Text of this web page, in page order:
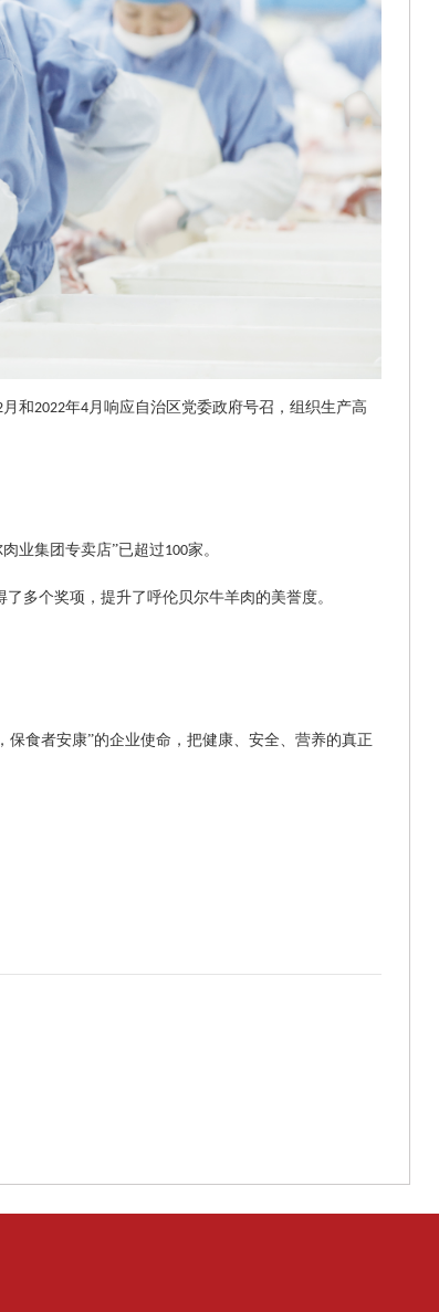
月和2022年4 月响应自治区党委政府号召，组织生产高
业集团专卖店”已超过100家。
多个奖项，提升了呼伦贝尔牛羊肉的美誉度。
保食者安康”的企业使命，把健康、安全、营养的真正